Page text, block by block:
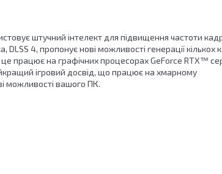
штучний інтелект для підвищення частоти
4, пропонує нові можливості генерації кількох
працює на графічних процесорах GeForce RTX™
ігровий досвід, що працює на хмарному
можливості вашого ПК.